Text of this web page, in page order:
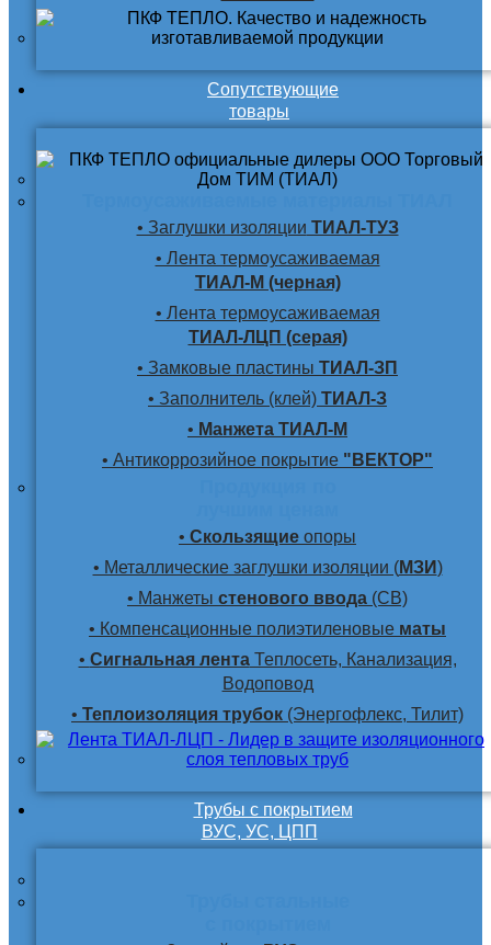
Сопутствующие
товары
• Заглушки изоляции ТИАЛ-ТУЗ
• Лента термоусаживаемая
ТИАЛ-М (черная)
• Лента термоусаживаемая
ТИАЛ-ЛЦП (серая)
• Замковые пластины ТИАЛ-ЗП
• Заполнитель (клей) ТИАЛ-З
• Манжета ТИАЛ-М
• Антикоррозийное покрытие "ВЕКТОР"
• Скользящие опоры
• Металлические заглушки изоляции (МЗИ)
• Манжеты стенового ввода (СВ)
• Компенсационные полиэтиленовые маты
• Сигнальная лентаТеплосеть, Канализация,
Водоповод
• Теплоизоляция трубок (Энергофлекс, Тилит)
Трубы с покрытием
ВУС, УС, ЦПП